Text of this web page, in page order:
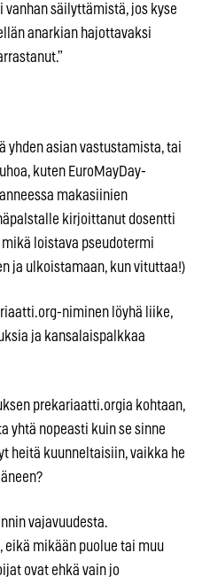
säilyttämistä, jos kyse
anarkian hajottavaksi
yhden asian vastustamista, tai
kuten EuroMayDay-
makasiinien
kirjoittanut dosentti
loistava pseudotermi
ja ulkoistamaan, kun vituttaa!)
niminen löyhä liike,
ja kansalaispalkkaa
prekariaatti.orgia kohtaan,
yhtä nopeasti kuin se sinne
heitä kuunneltaisiin, vaikka he
vajavuudesta.
eikä mikään puolue tai muu
ovat ehkä vain jo